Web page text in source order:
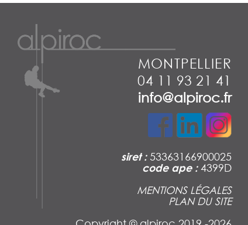
MONTPELLIER
04 11 93 21 41
info@alpiroc.fr
siret :53363166900025
code ape :4399D
MENTIONS LÉGALES
PLAN DU SITE